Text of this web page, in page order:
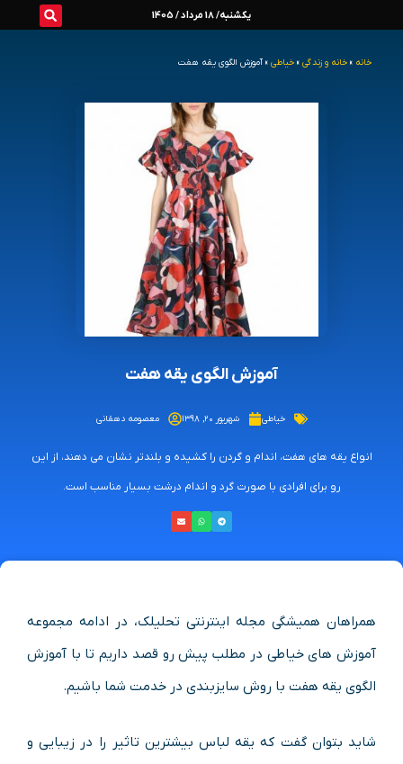
یکشنبه/ 18 مرداد / 1405
خانه » خانه و زندگی » خیاطی » آموزش الگوی یقه هفت
آموزش الگوی یقه هفت
خیاطی شهریور ۲۰, ۱۳۹۸ معصومه دهقانی
انواع یقه های هفت، اندام و گردن را کشیده و بلندتر نشان می دهند، از این
رو برای افرادی با صورت گرد و اندام درشت بسیار مناسب است.
همراهان همیشگی مجله اینترنتی تحلیلک، در ادامه مجموعه
آموزش های خیاطی در مطلب پیش رو قصد داریم تا با آموزش
الگوی یقه هفت با روش سایزبندی در خدمت شما باشیم.
شاید بتوان گفت که یقه لباس بیشترین تاثیر را در زیبایی و